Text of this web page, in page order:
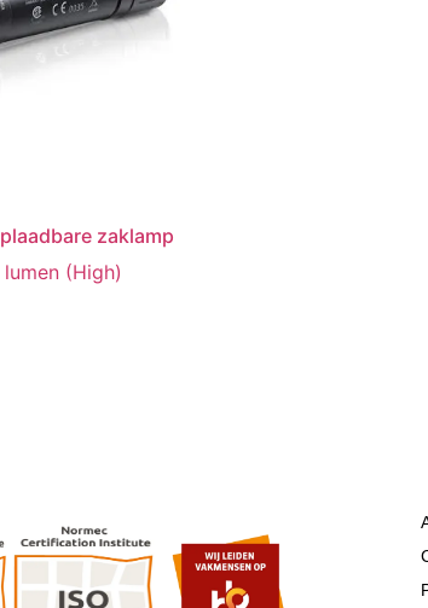
zaklamp
(High)